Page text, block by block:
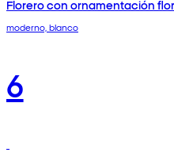
Florero con ornamentación
moderno, blanco
6